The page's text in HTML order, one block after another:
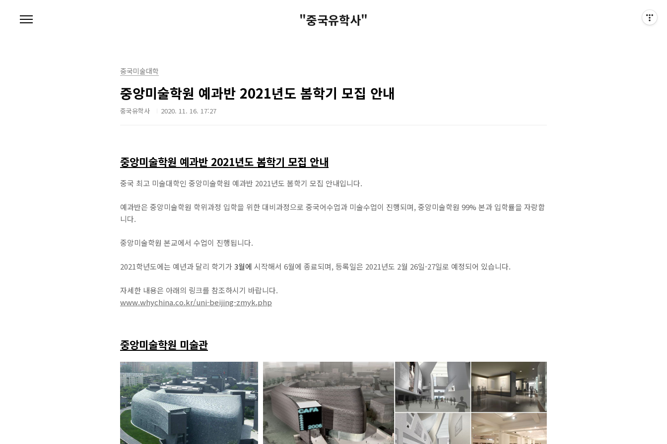
"중국유학사"
중국미술대학
중앙미술학원 예과반 2021년도 봄학기 모집 안내
중국유학사 2020. 11. 16. 17:27
중앙미술학원 예과반 2021년도 봄학기 모집 안내
중국 최고 미술대학인 중앙미술학원 예과반 2021년도 봄학기 모집 안내입니다.
예과반은 중앙미술학원 학위과정 입학을 위한 대비과정으로 중국어수업과 미술수업이 진행되며, 중앙미술학원 99% 본과 입학률을 자랑합
니다.
중앙미술학원 본교에서 수업이 진행됩니다.
2021학년도에는 예년과 달리 학기가3월에 시작해서 6월에 종료되며, 등록일은 2021년도 2월 26일-27일로 예정되어 있습니다.
자세한 내용은 아래의 링크를 참조하시기 바랍니다.
www.whychina.co.kr/uni-beijing-zmyk.php
중앙미술학원 미술관